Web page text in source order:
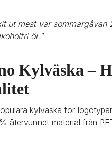
ut mest var
öl."
Kylväska –
kylväska för
återvunnet material från